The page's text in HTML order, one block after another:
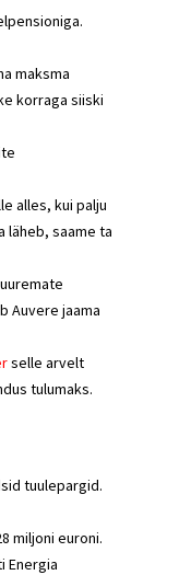
maksma
korraga siiski
alles, kui palju
läheb, saame ta
Auvere jaama
selle arvelt
tulumaks.
tuulepargid.
miljoni euroni.
Energia